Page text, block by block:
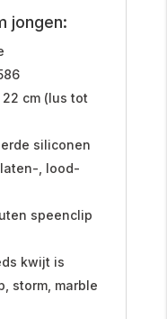
jongen:
cm (lus tot
siliconen
, lood-
speenclip
kwijt is
storm, marble